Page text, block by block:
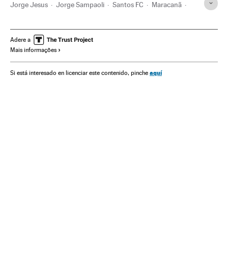
Jorge Jesus Jorge Sampaoli Santos FC Maracanã
Estrangeiros Flamengo
Liga futebol
Instalações esportivas Emprego América do Sul
Adere a
Mais informações
Si está interesado en licenciar este contenido, pinche aquí